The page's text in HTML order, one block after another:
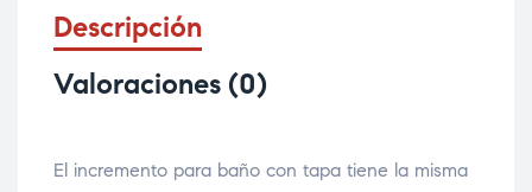
Descripción
Valoraciones (0)
El incremento para baño con tapa tiene la misma